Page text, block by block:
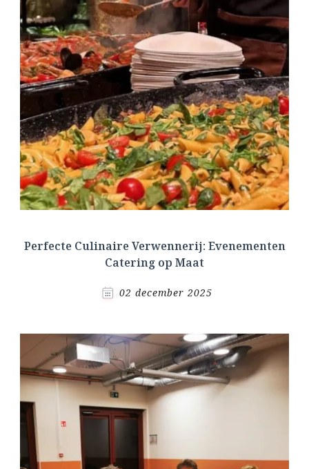
Perfecte Culinaire Verwennerij: Evenementen
Catering op Maat
02 december 2025